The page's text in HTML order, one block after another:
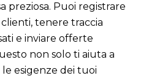
preziosa. Puoi registrare
tenere traccia
e inviare offerte
non solo ti aiuta a
esigenze dei tuoi